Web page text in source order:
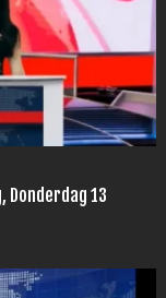
Donderdag 13